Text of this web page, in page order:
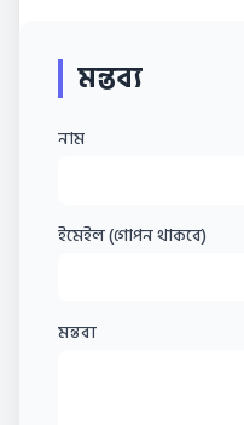
মন্তব্য
নাম
ইমেইল (গোপন থাকবে)
মন্তব্য